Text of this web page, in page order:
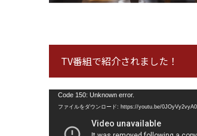
TV番組で紹介されました！
Code 150: Unknown error.
ファイルをダウンロード: https://youtu.be/